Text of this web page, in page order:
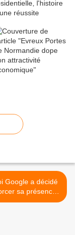
Google a décidé
sa présence
en France ? >